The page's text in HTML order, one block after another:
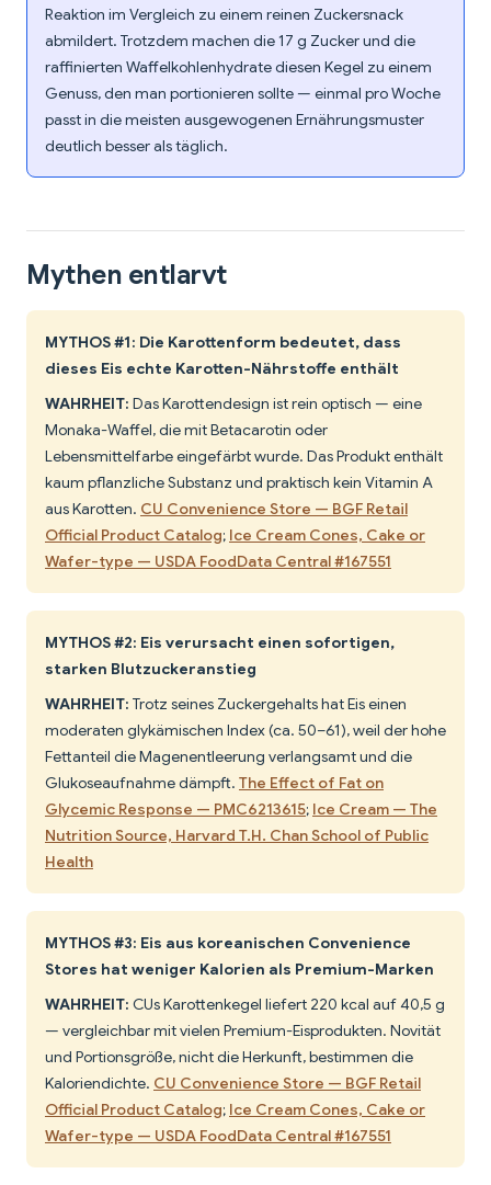
Reaktion im Vergleich zu einem reinen Zuckersnack
abmildert. Trotzdem machen die 17 g Zucker und die
raffinierten Waffelkohlenhydrate diesen Kegel zu einem
Genuss, den man portionieren sollte — einmal pro Woche
passt in die meisten ausgewogenen Ernährungsmuster
deutlich besser als täglich.
Mythen entlarvt
MYTHOS #1: Die Karottenform bedeutet, dass
dieses Eis echte Karotten-Nährstoffe enthält
WAHRHEIT: Das Karottendesign ist rein optisch — eine
Monaka-Waffel, die mit Betacarotin oder
Lebensmittelfarbe eingefärbt wurde. Das Produkt enthält
kaum pflanzliche Substanz und praktisch kein Vitamin A
aus Karotten. CU Convenience Store — BGF Retail
Official Product Catalog; Ice Cream Cones, Cake or
Wafer-type — USDA FoodData Central #167551
MYTHOS #2: Eis verursacht einen sofortigen,
starken Blutzuckeranstieg
WAHRHEIT: Trotz seines Zuckergehalts hat Eis einen
moderaten glykämischen Index (ca. 50–61), weil der hohe
Fettanteil die Magenentleerung verlangsamt und die
Glukoseaufnahme dämpft. The Effect of Fat on
Glycemic Response — PMC6213615; Ice Cream — The
Nutrition Source, Harvard T.H. Chan School of Public
Health
MYTHOS #3: Eis aus koreanischen Convenience
Stores hat weniger Kalorien als Premium-Marken
WAHRHEIT: CUs Karottenkegel liefert 220 kcal auf 40,5 g
— vergleichbar mit vielen Premium-Eisprodukten. Novität
und Portionsgröße, nicht die Herkunft, bestimmen die
Kaloriendichte. CU Convenience Store — BGF Retail
Official Product Catalog; Ice Cream Cones, Cake or
Wafer-type — USDA FoodData Central #167551